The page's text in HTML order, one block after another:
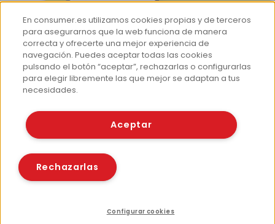
Hemeroteca
Contacto
Prensa
Corpus Lingüístico Consumer
© Fundación EROSKI
Políticas de cookies
En consumer.es utilizamos cookies propias y de terceros
para asegurarnos que la web funciona de manera
correcta y ofrecerte una mejor experiencia de
navegación. Puedes aceptar todas las cookies
pulsando el botón “aceptar”, rechazarlas o configurarlas
para elegir libremente las que mejor se adaptan a tus
necesidades.
Aceptar
Rechazarlas
Configurar cookies